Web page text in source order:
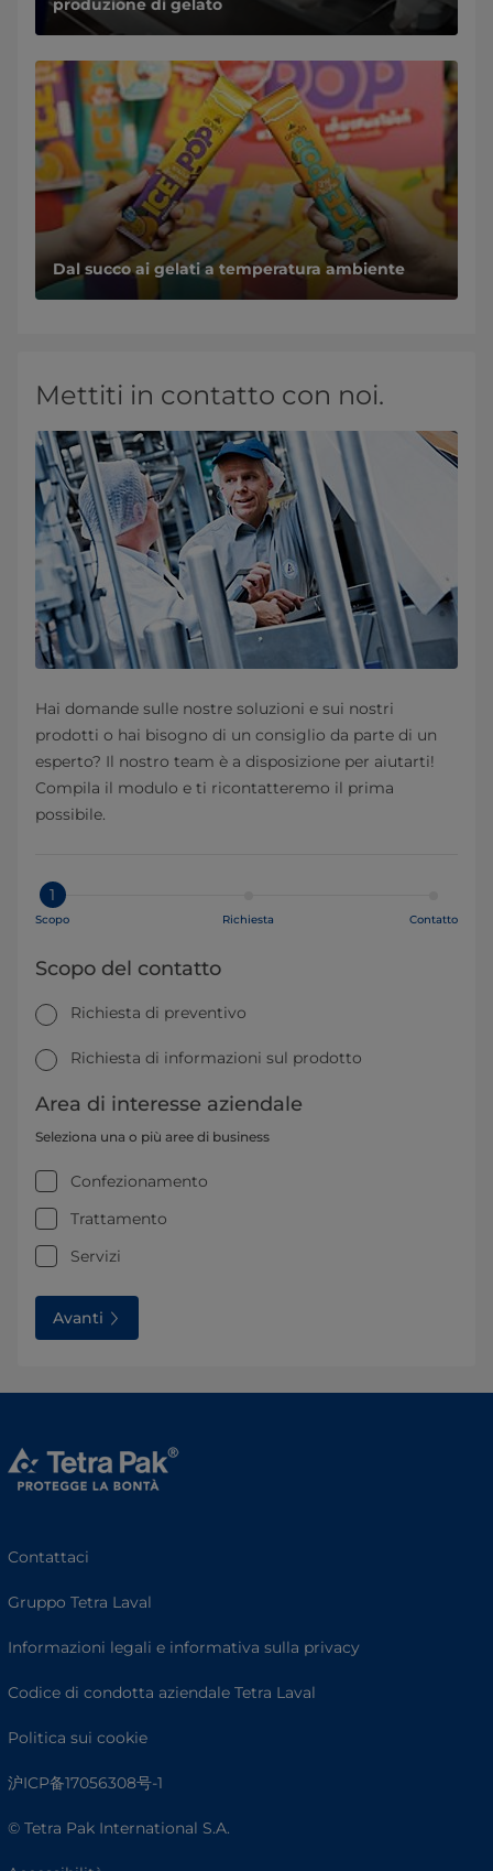
produzione di gelato
Dal succo ai gelati a temperatura ambiente
Mettiti in contatto con noi.
Hai domande sulle nostre soluzioni e sui nostri
prodotti o hai bisogno di un consiglio da parte di un
esperto? Il nostro team è a disposizione per aiutarti!
Compila il modulo e ti ricontatteremo il prima
possibile.
1
Scopo Richiesta Contatto
Scopo del contatto
Richiesta di preventivo
Richiesta di informazioni sul prodotto
Area di interesse aziendale
Seleziona una o più aree di business
Confezionamento
Trattamento
Servizi
Avanti
Contattaci
Gruppo Tetra Laval
Informazioni legali e informativa sulla privacy
Codice di condotta aziendale Tetra Laval
Politica sui cookie
沪ICP备17056308号-1
© Tetra Pak International S.A.